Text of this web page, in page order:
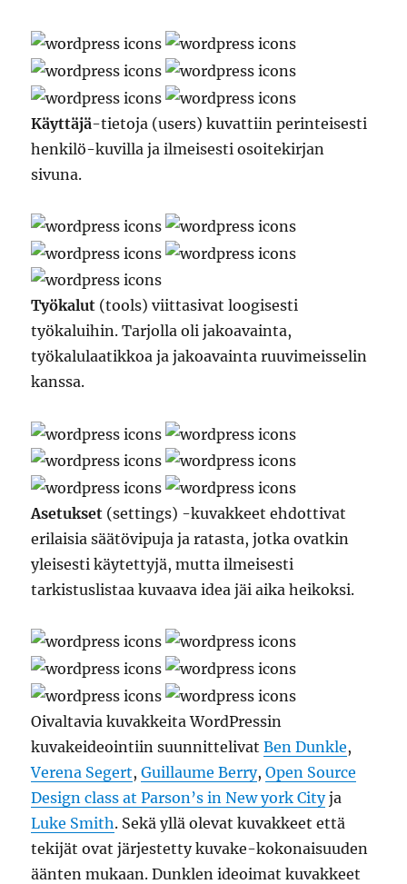
Käyttäjä-tietoja (users) kuvattiin perinteisesti
henkilö-kuvilla ja ilmeisesti osoitekirjan
sivuna.
Työkalut (tools) viittasivat loogisesti
työkaluihin. Tarjolla oli jakoavainta,
työkalulaatikkoa ja jakoavainta ruuvimeisselin
kanssa.
Asetukset (settings) -kuvakkeet ehdottivat
erilaisia säätövipuja ja ratasta, jotka ovatkin
yleisesti käytettyjä, mutta ilmeisesti
tarkistuslistaa kuvaava idea jäi aika heikoksi.
Oivaltavia kuvakkeita WordPressin
kuvakeideointiin suunnittelivatBen Dunkle,
Verena Segert,Guillaume Berry,Open Source
Design class at Parson’s in New york Cityja
Luke Smith. Sekä yllä olevat kuvakkeet että
tekijät ovat järjestetty kuvake-kokonaisuuden
äänten mukaan. Dunklen ideoimat kuvakkeet